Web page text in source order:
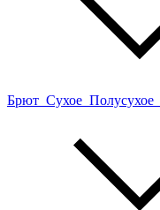
Брют Сухое Полусухое